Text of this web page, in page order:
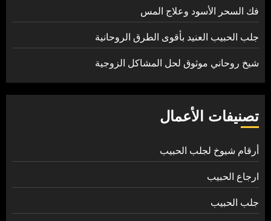
فك السحر الأسود وعلاج المس
جلب الحبيب العنيد بأقوى الطرق الروحانية
شيخ روحاني موثوق لحل المشاكل الزوجية
تصنيفات الأعمال
أرقام شيوخ لجلب الحبيب
ارجاع الحبيب
جلب الحبيب